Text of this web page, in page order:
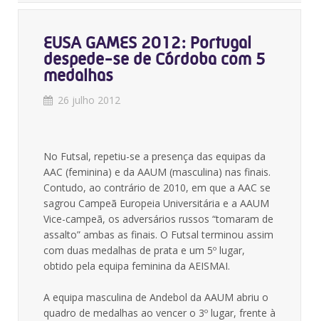
EUSA GAMES 2012: Portugal
despede-se de Córdoba com 5
medalhas
26 julho 2012
No Futsal, repetiu-se a presença das equipas da
AAC (feminina) e da AAUM (masculina) nas finais.
Contudo, ao contrário de 2010, em que a AAC se
sagrou Campeã Europeia Universitária e a AAUM
Vice-campeã, os adversários russos “tomaram de
assalto” ambas as finais. O Futsal terminou assim
com duas medalhas de prata e um 5º lugar,
obtido pela equipa feminina da AEISMAI.
A equipa masculina de Andebol da AAUM abriu o
quadro de medalhas ao vencer o 3º lugar, frente à